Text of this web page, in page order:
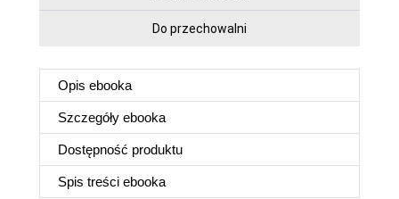
Do przechowalni
Opis ebooka
Szczegóły ebooka
Dostępność produktu
Spis treści ebooka